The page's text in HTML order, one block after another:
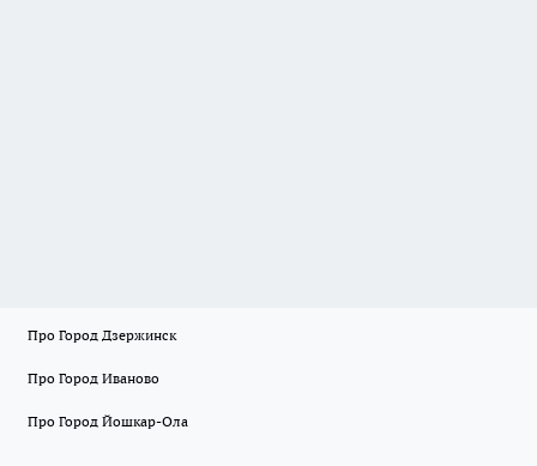
Про Город Дзержинск
Про Город Иваново
Про Город Йошкар-Ола